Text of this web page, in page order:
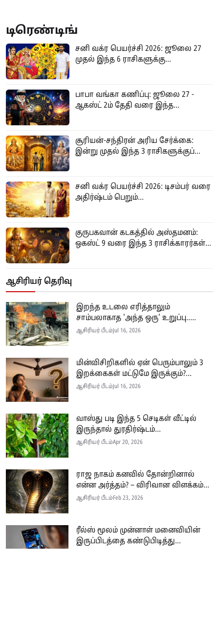
டிரெண்டிங்
சனி வக்ர பெயர்ச்சி 2026: ஜூலை 27
முதல் இந்த 6 ராசிகளுக்கு...
பாபா வங்கா கணிப்பு: ஜூலை 27 -
ஆகஸ்ட் 2ம் தேதி வரை இந்த...
சூரியன்-சந்திரன் அரிய சேர்க்கை:
இன்று முதல் இந்த 3 ராசிகளுக்குப்...
சனி வக்ர பெயர்ச்சி 2026: டிசம்பர் வரை
அதிர்ஷ்டம் பெறும்...
குருபகவான் கடகத்தில் அஸ்தமனம்:
ஒகஸ்ட் 9 வரை இந்த 3 ராசிக்காரர்கள்...
ஆசிரியர் தெரிவு
இறந்த உடலை எரித்தாலும்
சாம்பலாகாத 'அந்த ஒரு' உறுப்பு.....
ஆசிரியர் பீடம் Jul 16, 2026
மின்விசிறிகளில் ஏன் பெரும்பாலும் 3
இறக்கைகள் மட்டுமே இருக்கும்?...
ஆசிரியர் பீடம் Jul 16, 2026
வாஸ்து படி இந்த 5 செடிகள் வீட்டில்
இருந்தால் துரதிர்ஷ்டம்...
ஆசிரியர் பீடம்Apr 20, 2026
ராஜ நாகம் கனவில் தோன்றினால்
என்ன அர்த்தம்? – விரிவான விளக்கம்...
ஆசிரியர் பீடம்Feb 23, 2026
ரீல்ஸ் மூலம் முன்னாள் மனைவியின்
இருப்பிடத்தை கண்டுபிடித்து...